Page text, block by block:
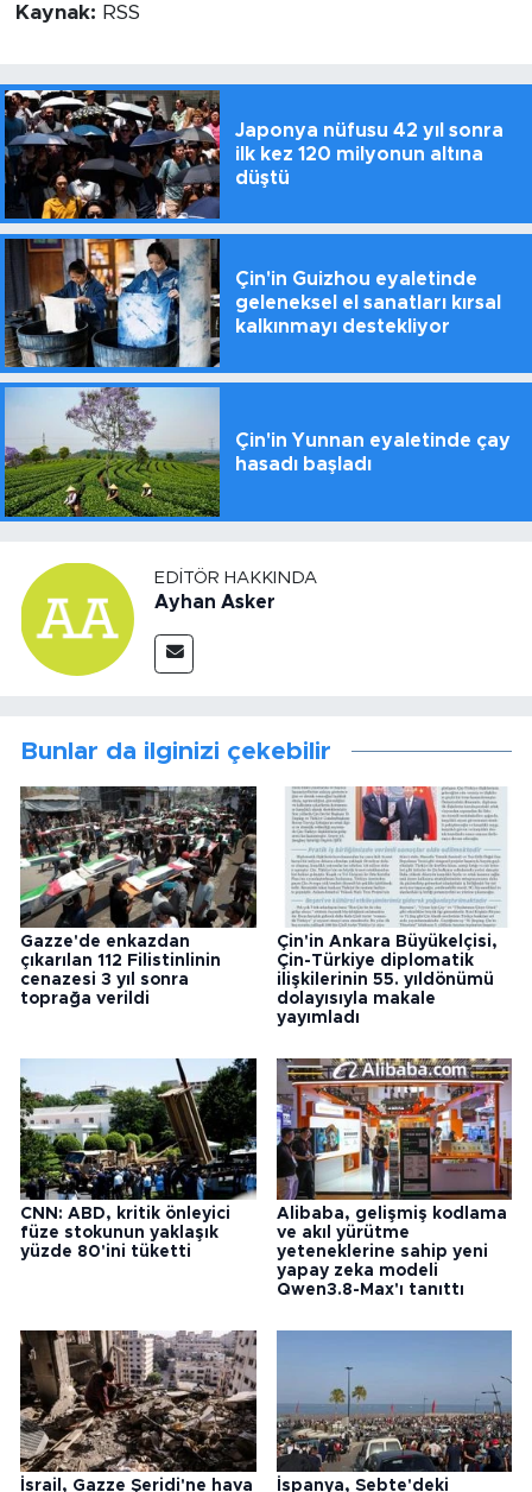
Kaynak: RSS
Japonya nüfusu 42 yıl sonra
ilk kez 120 milyonun altına
düştü
Çin'in Guizhou eyaletinde
geleneksel el sanatları kırsal
kalkınmayı destekliyor
Çin'in Yunnan eyaletinde çay
hasadı başladı
EDITÖR HAKKINDA
Ayhan Asker
Bunlar da ilginizi çekebilir
Gazze'de enkazdan
çıkarılan 112 Filistinlinin
cenazesi 3 yıl sonra
toprağa verildi
Çin'in Ankara Büyükelçisi,
Çin-Türkiye diplomatik
ilişkilerinin 55. yıldönümü
dolayısıyla makale
yayımladı
CNN: ABD, kritik önleyici
füze stokunun yaklaşık
yüzde 80'ini tüketti
Alibaba, gelişmiş kodlama
ve akıl yürütme
yeteneklerine sahip yeni
yapay zeka modeli
Qwen3.8-Max'ı tanıttı
İsrail, Gazze Şeridi'ne hava İspanya, Sebte'deki